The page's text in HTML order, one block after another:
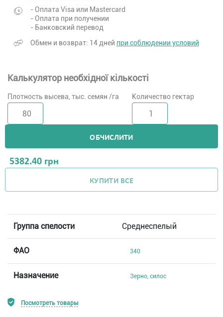
- Оплата Visa или Mastercard
- Оплата при получении
- Банковский перевод
Обмен и возврат: 14 дней при соблюдении условий
Калькулятор необхідної кількості
Плотность высева, тыс. семян /га Количество гектар
ОБЧИСЛИТИ
5382.40 грн
КУПИТИ ВСЕ
Группа спелости Среднеспелый
ФАО 340
Назначение Зерно, силос
Посмотреть товары